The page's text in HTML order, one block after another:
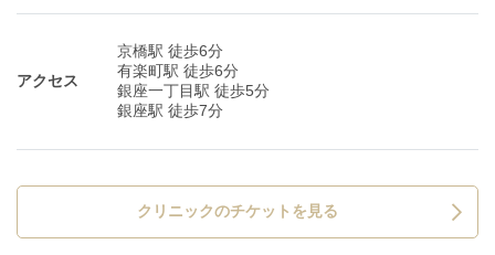
アクセス
京橋駅 徒歩6分
有楽町駅 徒歩6分
銀座一丁目駅 徒歩5分
銀座駅 徒歩7分
クリニックのチケットを見る